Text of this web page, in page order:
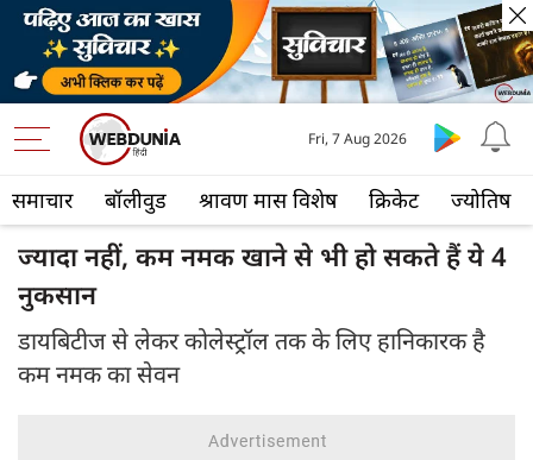
समाचार बॉलीवुड श्रावण मास विशेष क्रिकेट ज्योतिष
Fri, 7 Aug 2026
ज्यादा नहीं, कम नमक खाने से भी हो सकते हैं ये 4
नुकसान
डायबिटीज से लेकर कोलेस्ट्रॉल तक के लिए हानिकारक है
कम नमक का सेवन